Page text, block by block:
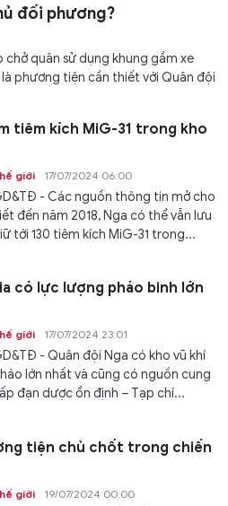
đối phương?
quân sử dụng khung gầm xe
phương tiện cần thiết với Quân đội
tiêm kích MiG-31 trong kho
giới 17/07/2024 06:00
- Các nguồn thông tin mở cho
đến năm 2018, Nga có thể vẫn lưu
tới 130 tiêm kích MiG-31 trong...
có lực lượng pháo binh lớn
giới 17/07/2024 23:01
- Quân đội Nga có kho vũ khí
lớn nhất và cũng có nguồn cung
đạn dược ổn định – Tạp chí...
tiện chủ chốt trong chiến
giới 19/07/2024 00:00